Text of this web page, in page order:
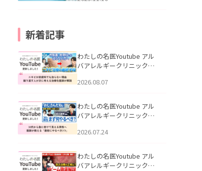
新着記事
わたしの名医Youtube アル
バアレルギークリニック札
らない理由｜繰り返す人が
説」を公開いたしました。
2026.08.07
わたしの名医Youtube アル
バアレルギークリニック札
える男性へ｜医師が教える
公開いたしました。
2026.07.24
わたしの名医Youtube アル
バアレルギークリニック札